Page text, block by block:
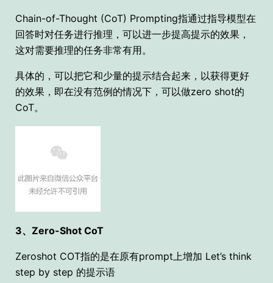
Chain-of-Thought (CoT) Prompting指通过指导模型在
回答时对任务进行推理，可以进一步提高提示的效果，
这对需要推理的任务非常有用。
具体的，可以把它和少量的提示结合起来，以获得更好
的效果，即在没有范例的情况下，可以做zero shot的
CoT。
3、Zero-Shot CoT
Zeroshot COT指的是在原有prompt上增加 Let’s think
step by step 的提示语